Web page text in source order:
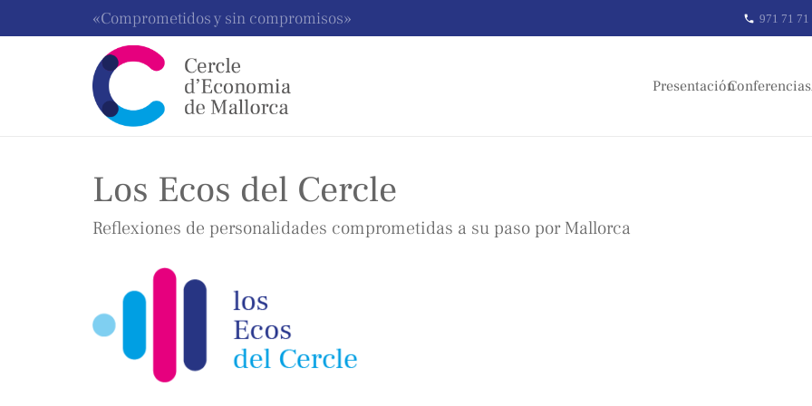
«Comprometidos y sin compromisos» phone 971 71 71
PresentaciónConferencias
Los Ecos del Cercle
Reflexiones de personalidades comprometidas a su paso por Mallorca